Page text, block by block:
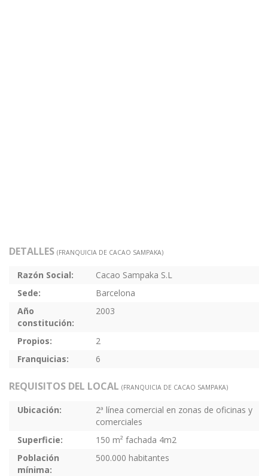
DETALLES (FRANQUICIA DE CACAO SAMPAKA)
Razón Social:
Cacao Sampaka S.L
Sede:
Barcelona
Año
constitución:
2003
Propios:
2
Franquicias:
6
REQUISITOS DEL LOCAL (FRANQUICIA DE CACAO SAMPAKA)
Ubicación:
2ª línea comercial en zonas de oficinas y
comerciales
Superficie:
150 m² fachada 4m2
Población
mínima:
500.000 habitantes